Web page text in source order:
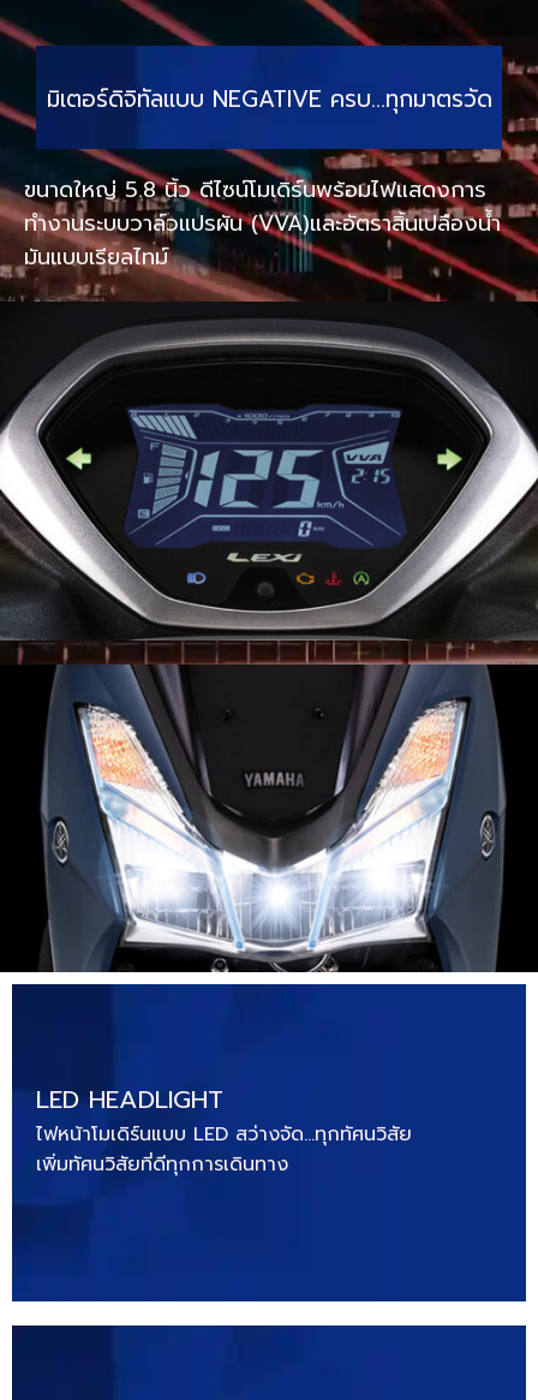
มิเตอร์ดิจิทัลแบบ NEGATIVE ครบ…ทุกมาตรวัด
ขนาดใหญ่ 5.8 นิ้ว ดีไซน์โมเดิร์นพร้อมไฟแสดงการ
ทำงานระบบวาล์วแปรผัน (VVA)และอัตราสิ้นเปลืองน้ำ
มันแบบเรียลไทม์
LED HEADLIGHT
ไฟหน้าโมเดิร์นแบบ LED สว่างจัด…ทุกทัศนวิสัย
เพิ่มทัศนวิสัยที่ดีทุกการเดินทาง